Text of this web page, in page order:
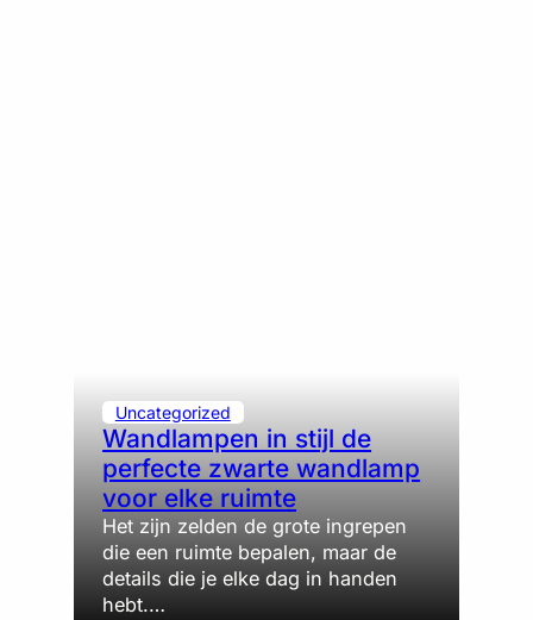
Uncategorized
Wandlampen in stijl de
perfecte zwarte wandlamp
voor elke ruimte
Het zijn zelden de grote ingrepen
die een ruimte bepalen, maar de
details die je elke dag in handen
hebt.…